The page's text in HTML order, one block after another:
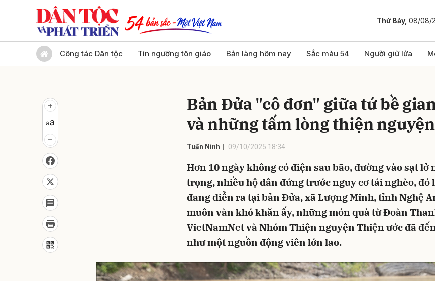
Thứ Bảy, 08/08/
Công tác Dân tộc Tín ngưỡng tôn giáo Bản làng hôm nay Sắc màu 54 Người giữ lửa
Bản Đửa "cô đơn" giữa tứ bề
và những tấm lòng thiện
Tuấn Ninh 09/10/2025 18:34
Hơn 10 ngày không có điện sau bão, đường vào sạt lở
trọng, nhiều hộ dân đứng trước nguy cơ tái nghèo, đó
đang diễn ra tại bản Đửa, xã Lượng Minh, tỉnh Nghệ
muôn vàn khó khăn ấy, những món quà từ Đoàn
VietNamNet và Nhóm Thiện nguyện Thiện ước đã
như một nguồn động viên lớn lao.
Gửi bình luận
Hủy